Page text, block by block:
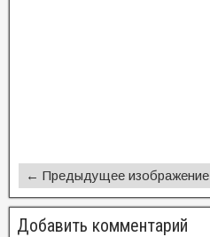
← Предыдущее изображение
Добавить комментарий